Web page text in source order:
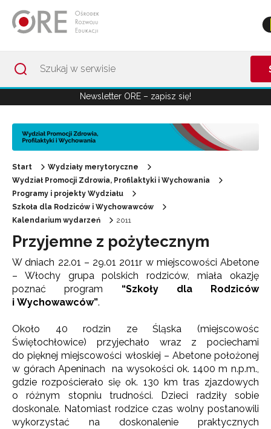
Newsletter ORE – zapisz się!
Start
Wydziały merytoryczne
Wydział Promocji Zdrowia, Profilaktyki i Wychowania
Programy i projekty Wydziału
Szkoła dla Rodziców i Wychowawców
Kalendarium wydarzeń
2011
Przyjemne z pożytecznym
W dniach 22.01 – 29.01 2011r w miejscowości Abetone
– Włochy grupa polskich rodziców, miała okazję
poznać program “Szkoły dla Rodziców
i Wychowawców”.
Około 40 rodzin ze Śląska (miejscowośc
Świętochłowice) przyjechało wraz z pociechami
do pięknej miejscowości włoskiej – Abetone położonej
w górach Apeninach na wysokości ok. 1400 m n.p.m.,
gdzie rozpościerało się ok. 130 km tras zjazdowych
o różnym stopniu trudności. Dzieci radziły sobie
doskonale. Natomiast rodzice czas wolny postanowili
wykorzystać na doskonalenie praktycznych